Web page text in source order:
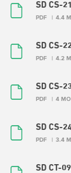
SD CS-
PDF 4.4
SD CS-
PDF 4.2
SD CS-
PDF 4 MO
SD CS-
PDF 3.4
SD CT-